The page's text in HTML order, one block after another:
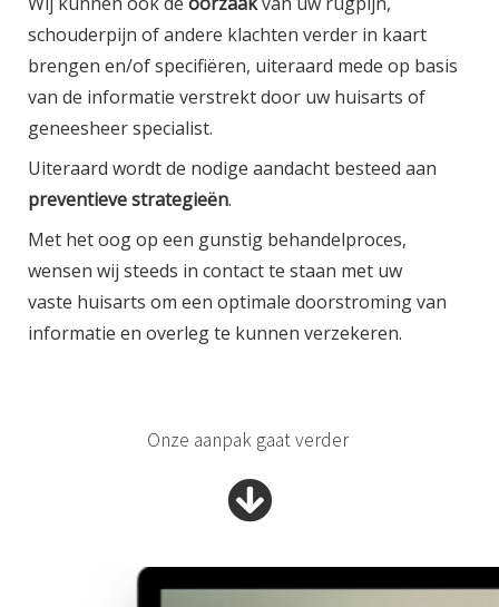
schouderpijn of andere klachten verder in kaart
brengen en/of specifiëren, uiteraard mede op basis
van de informatie verstrekt door uw huisarts of
geneesheer specialist.
Uiteraard wordt de nodige aandacht besteed aan
preventieve strategieën.
Met het oog op een gunstig behandelproces,
wensen wij steeds in contact te staan met uw
vaste huisarts om een optimale doorstroming van
informatie en overleg te kunnen verzekeren.
Onze aanpak gaat verder